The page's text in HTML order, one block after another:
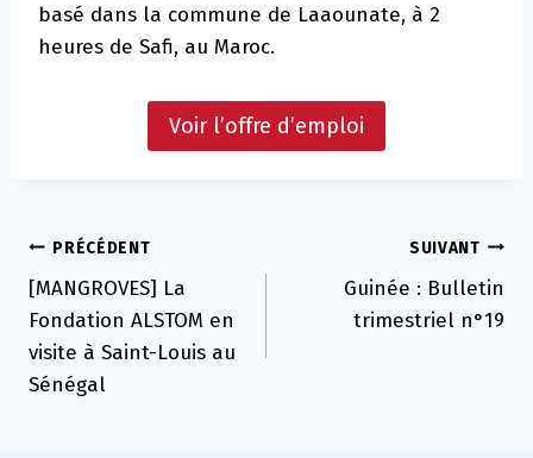
basé dans la commune de Laaounate, à 2
heures de Safi, au Maroc.
Voir l’offre d’emploi
Navigation
de
l’article
PRÉCÉDENT
[MANGROVES] La
Fondation ALSTOM en
visite à Saint-Louis au
Sénégal
SUIVANT
Guinée : Bulletin
trimestriel n°19